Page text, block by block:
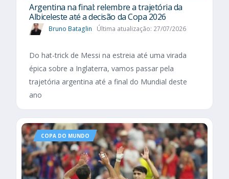
Argentina na final: relembre a trajetória da
Albiceleste até a decisão da Copa 2026
Bruno Bataglin Última atualização: 27/07/2026
Do hat-trick de Messi na estreia até uma virada
épica sobre a Inglaterra, vamos passar pela
trajetória argentina até a final do Mundial deste
ano
COPA DO MUNDO